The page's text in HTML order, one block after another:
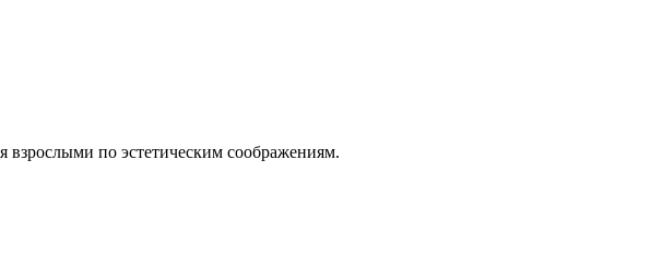
взрослыми по эстетическим соображениям.